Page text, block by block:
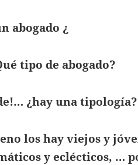
abogado ¿
tipo de abogado?
¿hay una tipología?
los hay viejos y
y eclécticos, …